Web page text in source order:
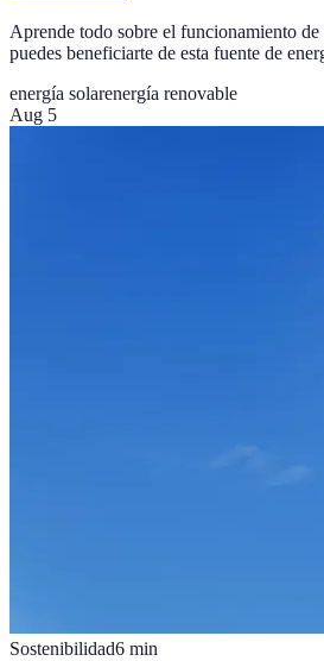
Aprende todo sobre el funcionamiento
puedes beneficiarte de esta fuente de
energía solarenergía renovable
Aug 5
Sostenibilidad6 min